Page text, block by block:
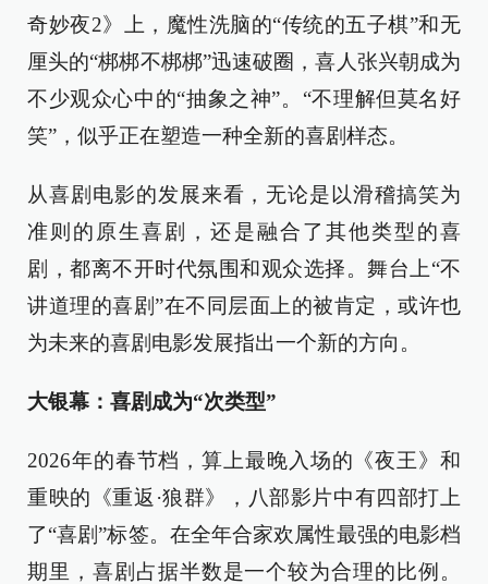
奇妙夜2》上，魔性洗脑的“传统的五子棋”和无
厘头的“梆梆不梆梆”迅速破圈，喜人张兴朝成为
不少观众心中的“抽象之神”。“不理解但莫名好
笑”，似乎正在塑造一种全新的喜剧样态。
从喜剧电影的发展来看，无论是以滑稽搞笑为
准则的原生喜剧，还是融合了其他类型的喜
剧，都离不开时代氛围和观众选择。舞台上“不
讲道理的喜剧”在不同层面上的被肯定，或许也
为未来的喜剧电影发展指出一个新的方向。
大银幕：喜剧成为“次类型”
2026年的春节档，算上最晚入场的《夜王》和
重映的《重返·狼群》，八部影片中有四部打上
了“喜剧”标签。在全年合家欢属性最强的电影档
期里，喜剧占据半数是一个较为合理的比例。